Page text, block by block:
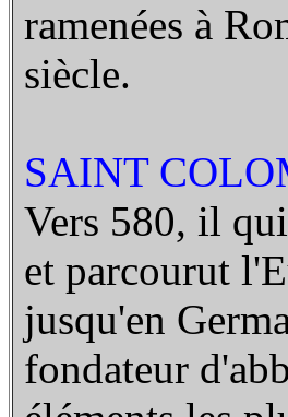
ramenées à
siècle.
SAINT
Vers 580, il
et parcourut
jusqu'en
fondateur